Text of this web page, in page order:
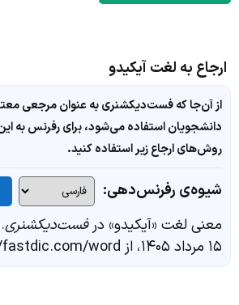
ارجاع به لغت آیکیدو
از آن‌جا که فست‌دیکشنری به عنوان مرجعی
دانشجویان استفاده می‌شود، برای رفرنس به
روش‌های ارجاع زیر استفاده کنید.
شیوه‌ی رفرنس‌دهی:
معنی لغت «آیکیدو» درفست‌دیکشنری
۱۵ مرداد ۱۴۰۵، از https://fastdic.com/word/آیکیدو